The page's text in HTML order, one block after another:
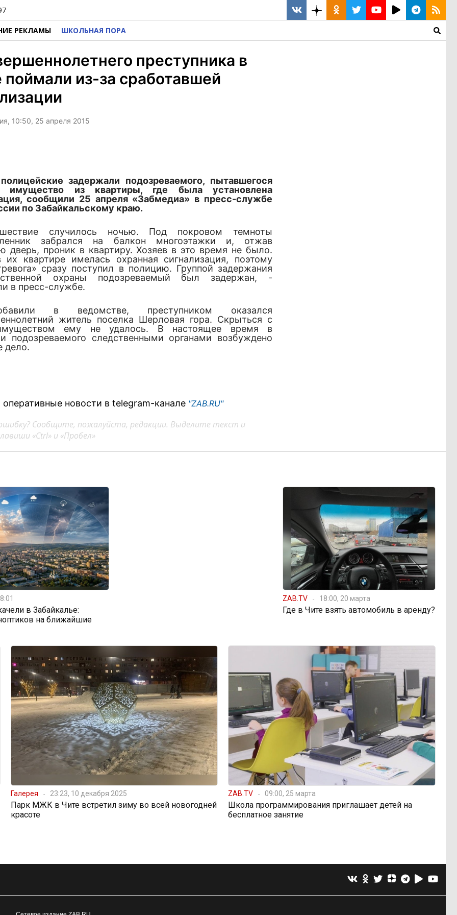
РЕКЛАМЫ ШКОЛЬНАЯ ПОРА
преступника в
поймали из-за сработавшей
10:50, 25 апреля 2015
задержали подозреваемого, пытавшегося
имущество из квартиры, где была установлена
сообщили 25 апреля «Забмедиа» в пресс-службе
по Забайкальскому краю.
случилось ночью. Под покровом темноты
забрался на балкон многоэтажки и, отжав
дверь, проник в квартиру. Хозяев в это время не было.
квартире имелась охранная сигнализация, поэтому
сразу поступил в полицию. Группой задержания
охраны подозреваемый был задержан, -
в пресс-службе.
в ведомстве, преступником оказался
житель поселка Шерловая гора. Скрыться с
ему не удалось. В настоящее время в
подозреваемого следственными органами возбуждено
дело.
новости в telegram-канале "ZAB.RU"
Сообщите, пожалуйста, редакции. Выделите текст и
«Ctrl» и «Пробел»
в Забайкалье:
на ближайшие
ZAB.TV 18:00, 20 марта
Где в Чите взять автомобиль в аренду?
Галерея 23:23, 10 декабря 2025
Парк МЖК в Чите встретил зиму во всей новогодней
красоте
ZAB.TV 09:00, 25 марта
Школа программирования приглашает детей на
бесплатное занятие